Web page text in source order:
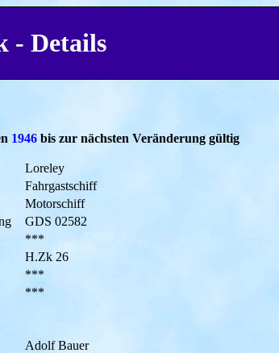
- Details
1946 bis zur nächsten Veränderung gültig
Loreley
Fahrgastschiff
Motorschiff
GDS 02582
***
H.Zk 26
***
***
Adolf Bauer